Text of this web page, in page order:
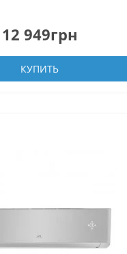
12 949грн
КУПИТЬ